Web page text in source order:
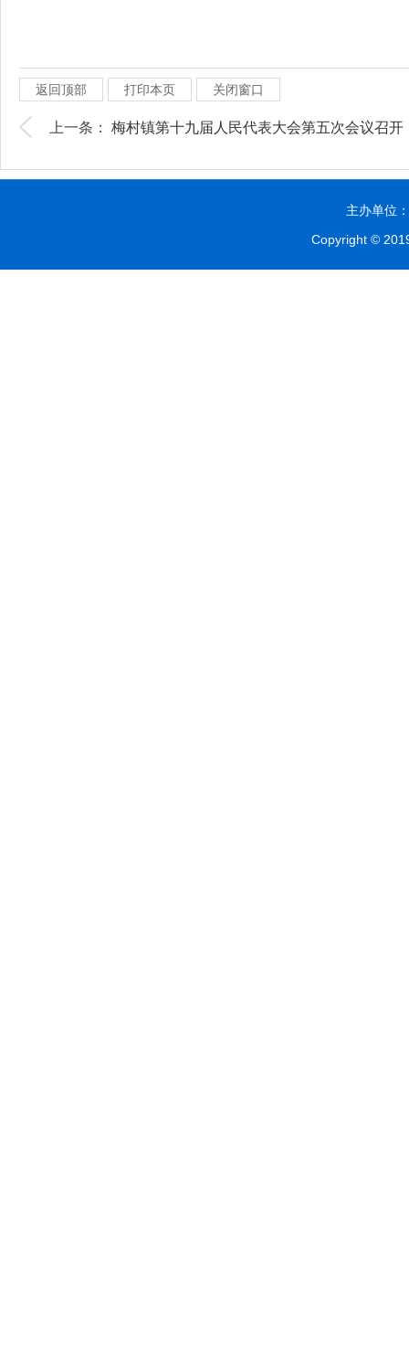
返回顶部 打印本页 关闭窗口
上一条： 梅村镇第十九届人民代表大会第五次会议召开
主办单位
Copyright ©